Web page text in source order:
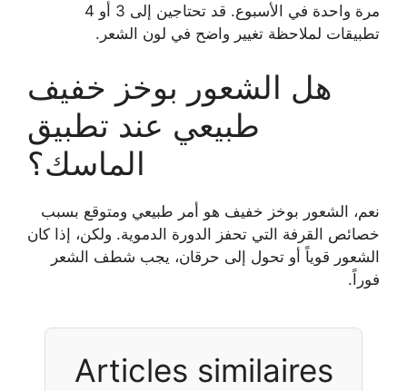
مرة واحدة في الأسبوع. قد تحتاجين إلى 3 أو 4
تطبيقات لملاحظة تغيير واضح في لون الشعر.
هل الشعور بوخز خفيف
طبيعي عند تطبيق
الماسك؟
نعم، الشعور بوخز خفيف هو أمر طبيعي ومتوقع بسبب
خصائص القرفة التي تحفز الدورة الدموية. ولكن، إذا كان
الشعور قوياً أو تحول إلى حرقان، يجب شطف الشعر
فوراً.
Articles similaires